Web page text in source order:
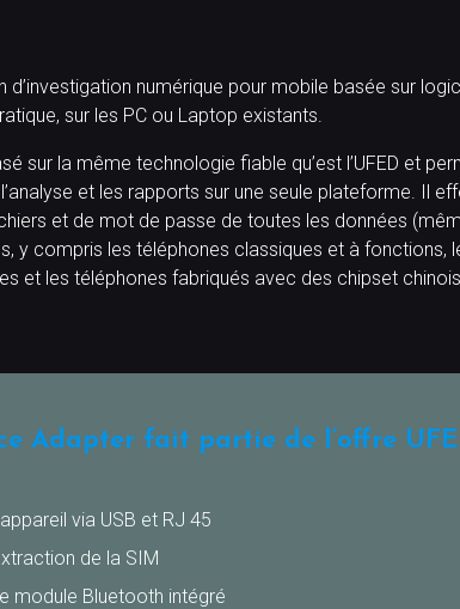
d’investigation numérique pour mobile basée sur
sur les PC ou Laptop existants.
sur la même technologie fiable qu’est l’UFED et
et les rapports sur une seule plateforme. Il
et de mot de passe de toutes les données
y compris les téléphones classiques et à fonctions,
et les téléphones fabriqués avec des chipset
Adapter fait partie de l’offre
via USB et RJ 45
de la SIM
module Bluetooth intégré